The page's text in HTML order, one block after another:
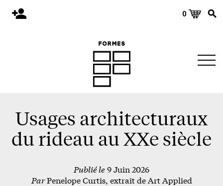
0
Matériaux
Environnement
Usages architecturaux
du rideau au XXe siècle
Publié le9 Juin 2026
ParPenelope Curtis, extrait de Art Applied